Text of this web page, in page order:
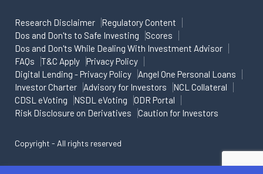
Research Disclaimer
Regulatory Content
Dos and Don'ts to Safe Investing
Scores
Dos and Don'ts While Dealing With Investment Advisor
FAQs
T&C Apply
Privacy Policy
Digital Lending - Privacy Policy
Angel One Personal Loans
Investor Charter
Advisory for Investors
NCL Collateral
CDSL eVoting
NSDL eVoting
ODR Portal
Risk Disclosure on Derivatives
Caution for Investors
Copyright - All rights reserved